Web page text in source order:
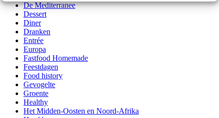
De Mediterranee
Dessert
Diner
Dranken
Entrée
Europa
Fastfood Homemade
Feestdagen
Food history
Gevogelte
Groente
Healthy
Het Midden-Oosten en Noord-Afrika